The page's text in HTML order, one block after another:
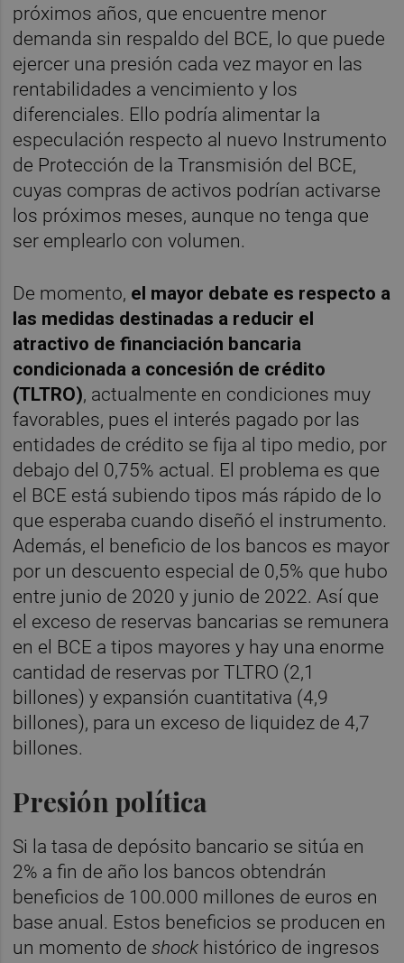
próximos años, que encuentre menor
demanda sin respaldo del BCE, lo que puede
ejercer una presión cada vez mayor en las
rentabilidades a vencimiento y los
diferenciales. Ello podría alimentar la
especulación respecto al nuevo Instrumento
de Protección de la Transmisión del BCE,
cuyas compras de activos podrían activarse
los próximos meses, aunque no tenga que
ser emplearlo con volumen.
De momento, el mayor debate es respecto a
las medidas destinadas a reducir el
atractivo de financiación bancaria
condicionada a concesión de crédito
(TLTRO), actualmente en condiciones muy
favorables, pues el interés pagado por las
entidades de crédito se fija al tipo medio, por
debajo del 0,75% actual. El problema es que
el BCE está subiendo tipos más rápido de lo
que esperaba cuando diseñó el instrumento.
Además, el beneficio de los bancos es mayor
por un descuento especial de 0,5% que hubo
entre junio de 2020 y junio de 2022. Así que
el exceso de reservas bancarias se remunera
en el BCE a tipos mayores y hay una enorme
cantidad de reservas por TLTRO (2,1
billones) y expansión cuantitativa (4,9
billones), para un exceso de liquidez de 4,7
billones.
Presión política
Si la tasa de depósito bancario se sitúa en
2% a fin de año los bancos obtendrán
beneficios de 100.000 millones de euros en
base anual. Estos beneficios se producen en
un momento deshock histórico de ingresos